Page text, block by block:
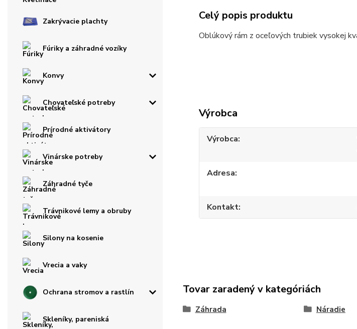
Zakrývacie plachty
Fúriky a záhradné vozíky
Konvy
Chovateľské potreby
Prírodné aktivátory
Vinárske potreby
Záhradné tyče
Trávnikové lemy a obruby
Silony na kosenie
Vrecia a vaky
Ochrana stromov a rastlín
Skleníky, pareniská
Celý popis produktu
Oblúkový rám z oceľových trubiek vysokej
Výrobca
Výrobca
Adresa
Kontakt
Tovar zaradený v kategóriách
Záhrada Náradie